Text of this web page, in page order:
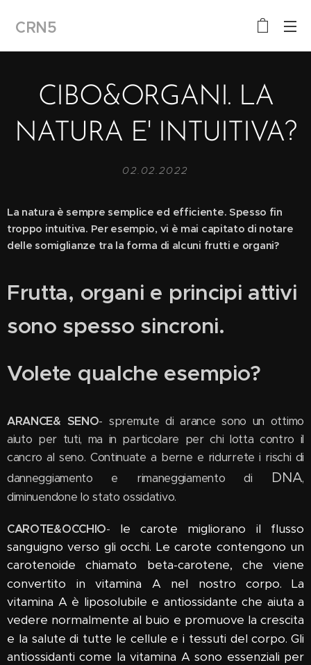
CRN5
CIBO&ORGANI. LA
NATURA E' INTUITIVA?
02.02.2022
La natura è sempre semplice ed efficiente. Spesso fin
troppo intuitiva. Per esempio, vi è mai capitato di notare
delle somiglianze tra la forma di alcuni frutti e organi?
Frutta, organi e principi attivi
sono spesso sincroni.
Volete qualche esempio?
ARANCE& SENO- spremute di arance sono un ottimo
aiuto per tuti, ma in particolare per chi lotta contro il
cancro al seno. Continuate a berne e ridurrete i rischi di
danneggiamento e rimaneggiamento di DNA,
diminuendone lo stato ossidativo.
CAROTE&OCCHIO- le carote migliorano il flusso
sanguigno verso gli occhi. Le carote contengono un
carotenoide chiamato beta-carotene, che viene
convertito in vitamina A nel nostro corpo.
La
vitamina A è liposolubile e antiossidante che aiuta a
vedere normalmente al buio e promuove la crescita
e la salute di tutte le cellule e i tessuti del corpo. Gli
antiossidanti come la vitamina A sono essenziali per